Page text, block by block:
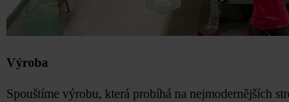
Výroba
Spouštíme výrobu, která probíhá na nejmodernějších